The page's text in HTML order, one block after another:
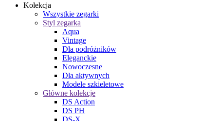
Kolekcja
Wszystkie zegarki
Styl zegarka
Aqua
Vintage
Dla podróżników
Eleganckie
Nowoczesne
Dla aktywnych
Modele szkieletowe
Główne kolekcje
DS Action
DS PH
DS-X